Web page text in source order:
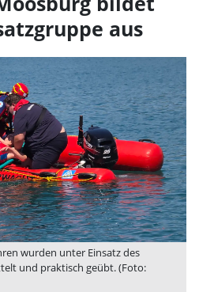
aus
wurden unter Einsatz des
und praktisch geübt. (Foto: